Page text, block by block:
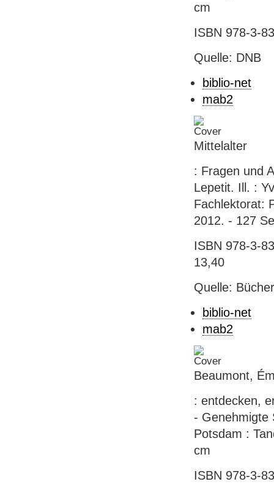
cm
ISBN 978-3-
Quelle: DNB
biblio-net
mab2
Mittelalter
: Fragen und
Lepetit. Ill. :
Fachlektorat:
2012. - 127
ISBN 978-3-
13,40
Quelle:
biblio-net
mab2
Beaumont,
: entdecken,
- Genehmigte
Potsdam :
cm
ISBN 978-3-